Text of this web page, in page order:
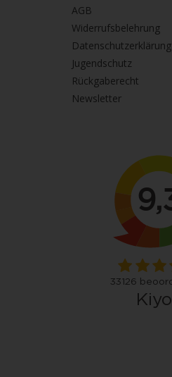
AGB
Widerrufsbelehrung
Datenschutzerklärung
Jugendschutz
Rückgaberecht
Newsletter